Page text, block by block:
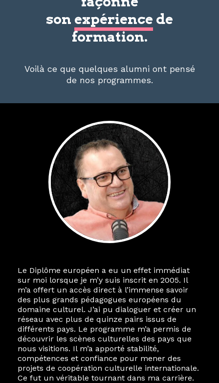
son expérience de
formation.
Voilà ce que quelques alumni ont pensé
de nos programmes.
Le Diplôme européen a eu un effet immédiat
sur moi lorsque je m’y suis inscrit en 2005. Il
m’a offert un accès direct à l’immense savoir
des plus grands pédagogues européens du
domaine culturel. J’ai pu dialoguer et créer un
réseau avec plus de quinze pairs issus de
différents pays. Le programme m’a permis de
découvrir les scènes culturelles des pays que
nous visitions. Il m’a apporté stabilité,
compétences et confiance pour mener des
projets de coopération culturelle internationale.
Ce fut un véritable tournant dans ma carrière.